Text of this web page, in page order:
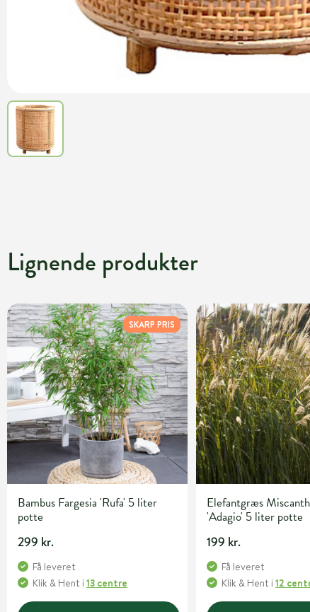
Lignende produkter
SKARP PRIS
Bambus Fargesia 'Rufa' 5 liter
potte
299 kr.
Få leveret
Klik & Hent i 13 centre
Elefantgræs
'Adagio' 5 liter potte
199 kr.
Få leveret
Klik & Hent i12